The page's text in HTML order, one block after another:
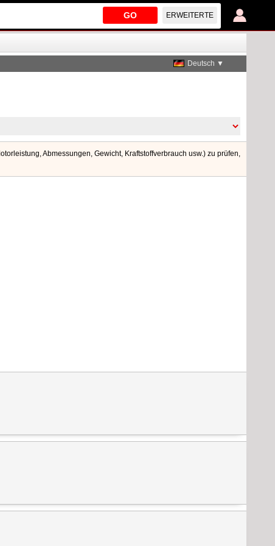
GO ERWEITERTE
Deutsch ▼
Abmessungen, Gewicht, Kraftstoffverbrauch usw.) zu prüfen,